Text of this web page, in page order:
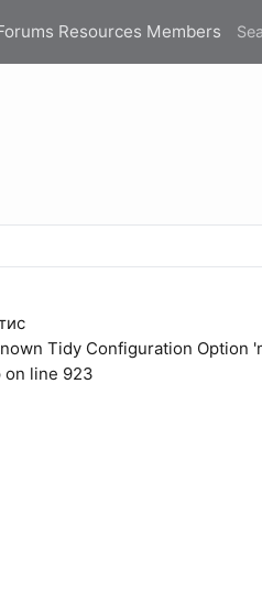
Resources Members
Tidy Configuration Option
line 923